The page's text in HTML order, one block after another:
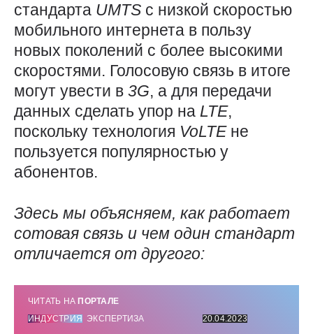
стандарта UMTS с низкой скоростью
мобильного интернета в пользу
новых поколений с более высокими
скоростями. Голосовую связь в итоге
могут увести в 3G, а для передачи
данных сделать упор на LTE,
поскольку технология VoLTE не
пользуется популярностью у
абонентов.
Здесь мы объясняем, как работает
сотовая связь и чем один стандарт
отличается от другого:
ЧИТАТЬ НА ПОРТАЛЕ
ИНДУСТРИЯ
ЭКСПЕРТИЗА
20.04.2023